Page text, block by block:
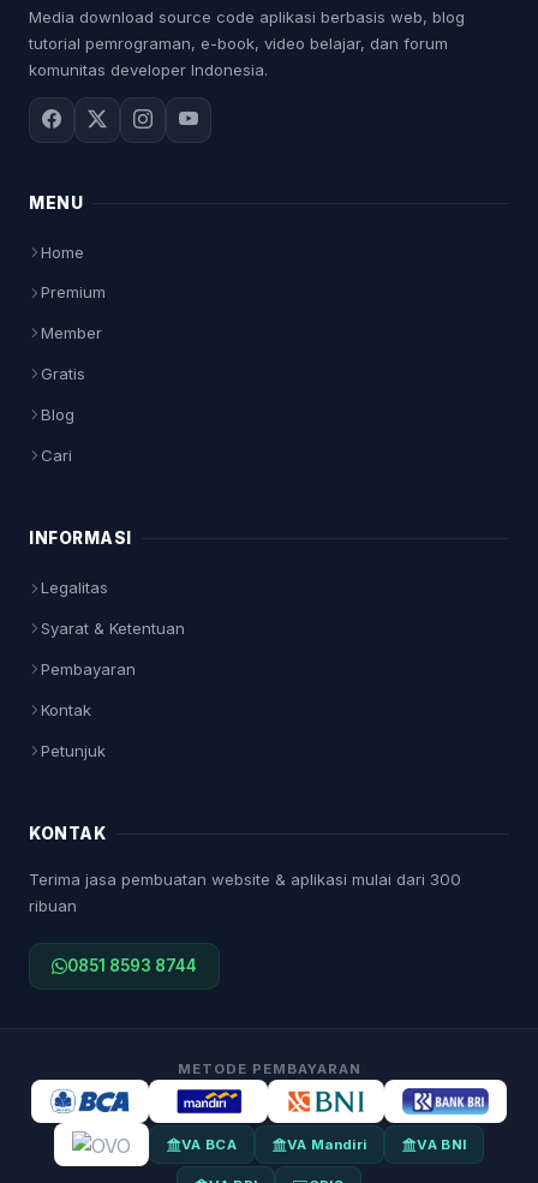
Media download source code aplikasi berbasis web, blog
tutorial pemrograman, e-book, video belajar, dan forum
komunitas developer Indonesia.
MENU
Home
Premium
Member
Gratis
Blog
Cari
INFORMASI
Legalitas
Syarat & Ketentuan
Pembayaran
Kontak
Petunjuk
KONTAK
Terima jasa pembuatan website & aplikasi mulai dari 300
ribuan
0851 8593 8744
METODE PEMBAYARAN
VA BCA VA Mandiri VA BNI